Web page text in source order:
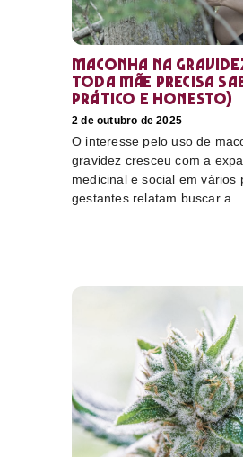
Maconha na
toda mãe precisa
prático e honesto)
2 de outubro de 2025
O interesse pelo uso de
gravidez cresceu com a
medicinal e social em vários
gestantes relatam buscar a